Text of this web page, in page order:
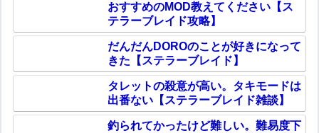
おすすめのMOD教えてください【ス
テラーブレイド攻略】
だんだんDOROのことが好きになって
きた【ステラーブレイド】
タレットの殺意が高い。タキモードは
出番ない【ステラーブレイド雑談】
釣られてかったけど難しい。難易度下